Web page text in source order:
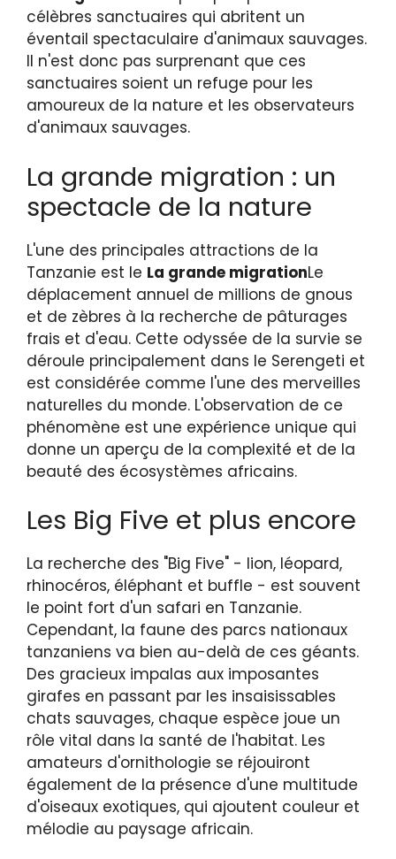
célèbres sanctuaires qui abritent un
éventail spectaculaire d'animaux sauvages.
Il n'est donc pas surprenant que ces
sanctuaires soient un refuge pour les
amoureux de la nature et les observateurs
d'animaux sauvages.
La grande migration : un
spectacle de la nature
L'une des principales attractions de la
Tanzanie est le La grande migrationLe
déplacement annuel de millions de gnous
et de zèbres à la recherche de pâturages
frais et d'eau. Cette odyssée de la survie se
déroule principalement dans le Serengeti et
est considérée comme l'une des merveilles
naturelles du monde. L'observation de ce
phénomène est une expérience unique qui
donne un aperçu de la complexité et de la
beauté des écosystèmes africains.
Les Big Five et plus encore
La recherche des "Big Five" - lion, léopard,
rhinocéros, éléphant et buffle - est souvent
le point fort d'un safari en Tanzanie.
Cependant, la faune des parcs nationaux
tanzaniens va bien au-delà de ces géants.
Des gracieux impalas aux imposantes
girafes en passant par les insaisissables
chats sauvages, chaque espèce joue un
rôle vital dans la santé de l'habitat. Les
amateurs d'ornithologie se réjouiront
également de la présence d'une multitude
d'oiseaux exotiques, qui ajoutent couleur et
mélodie au paysage africain.